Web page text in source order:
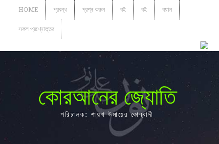
HOME প্রবন্ধ প্রশ্ন করুন বই বই বয়ান
সকল প্রশ্নোত্তর
কোরআনের জ্যোতি
পরিচালক: শায়খ উমায়ের কোব্বাদী